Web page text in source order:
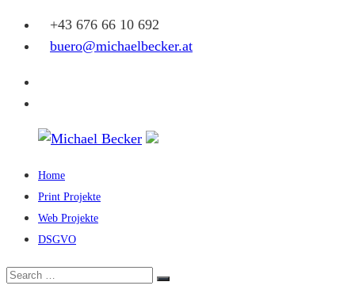
Skip
+43 676 66 10 692
buero@michaelbecker.at
Michael
Becker
Eine
weitere
WordPress-
Home
Print Projekte
Web Projekte
DSGVO
Search
Search